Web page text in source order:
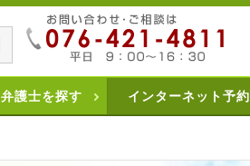
弁護士を探す インターネット予約